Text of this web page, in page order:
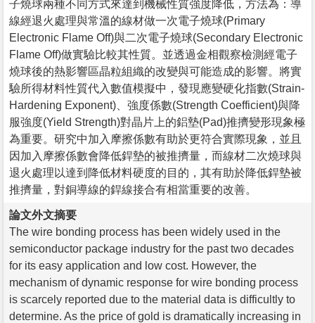
子燒球兩種不同方式來達到機械性質強度降低，方法為：導
線經退火處理與常溫的線材做一次電子燒球(Primary
Electronic Flame Off)與二次電子燒球(Secondary Electronic
Flame Off)做實驗比較其性質。並透過金相觀察檢測經電子
燒球後的熱影響區晶粒組織的改變與可能造成的影響。將實
驗所得材料性質代入數值模擬中，發現應變硬化指數(Strain-
Hardening Exponent)、強度係數(Strength Coefficient)與降
服強度(Yield Strength)對晶片上的鋁墊(Pad)推擠變形現象極
為重要。研究中加入摩擦係數有助於更符合實際現象，並且
因加入摩擦係數會降低銲墊的被推擠量，而線材二次燒球與
退火處理以達到降低材料硬度的目的，其有助於降低銲墊被
推擠量，對銅導線的銲線接合有相當重要的改善。
論文外文摘要
The wire bonding process has been widely used in the
semiconductor package industry for the past two decades
for its easy application and low cost. However, the
mechanism of dynamic response for wire bonding process
is scarcely reported due to the material data is difficultly to
determine. As the price of gold is dramatically increasing in